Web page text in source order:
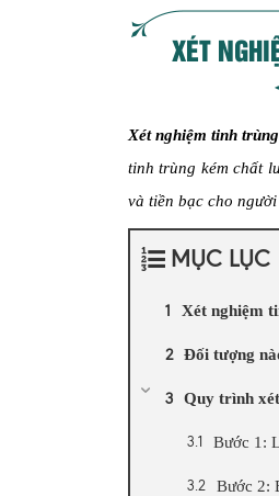
XÉT
Xét nghiệm tinh
tinh trùng kém chất
và tiền bạc cho
MỤC LỤC
Xét nghiệm
Đối tượng
Quy trình
Bước 1:
Bước 2: